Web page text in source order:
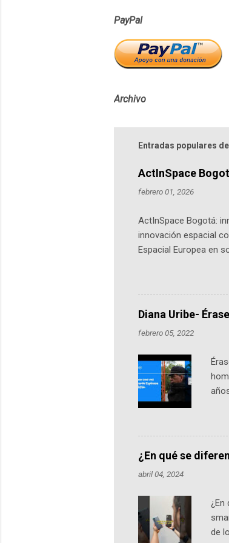
PayPal
Archivo
Entradas populares
ActInSpace
febrero 01, 2026
ActInSpace Bogotá:
innovación espacial
Espacial Europea en
emprendedores y
más de 60 ciudades,
datos orbitales. En
Diana Uribe-
febrero 05, 2022
¿En qué se
abril 04, 2024
¿En
de